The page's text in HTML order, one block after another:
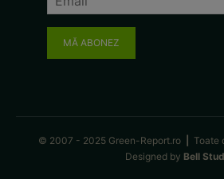
MĂ ABONEZ
© 2007 - 2025 Green-Report.ro Toate
Designed by Bell